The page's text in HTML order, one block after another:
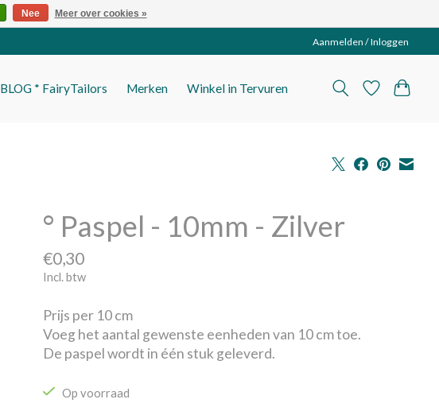
Aanmelden / Inloggen
BLOG * FairyTailors Merken Winkel in Tervuren
° Paspel - 10mm - Zilver
€0,30
Incl. btw
Prijs per 10 cm
Voeg het aantal gewenste eenheden van 10 cm toe.
De paspel wordt in één stuk geleverd.
Op voorraad
Nee Meer over cookies »